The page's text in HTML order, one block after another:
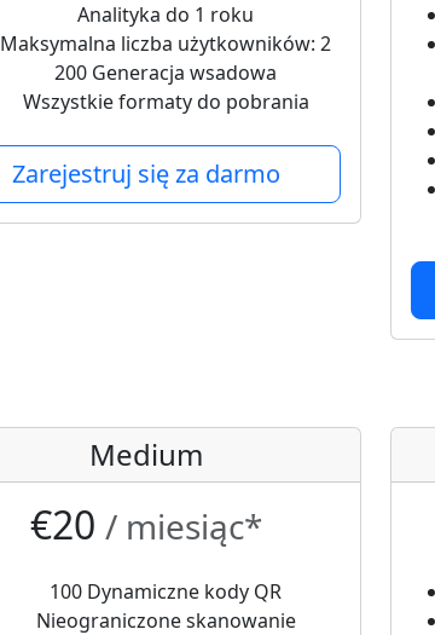
Analityka do 1 roku
Maksymalna liczba użytkowników: 2
200 Generacja wsadowa
Wszystkie formaty do pobrania
Zarejestruj się za darmo
Medium
€20 / miesiąc*
100 Dynamiczne kody QR
Nieograniczone skanowanie